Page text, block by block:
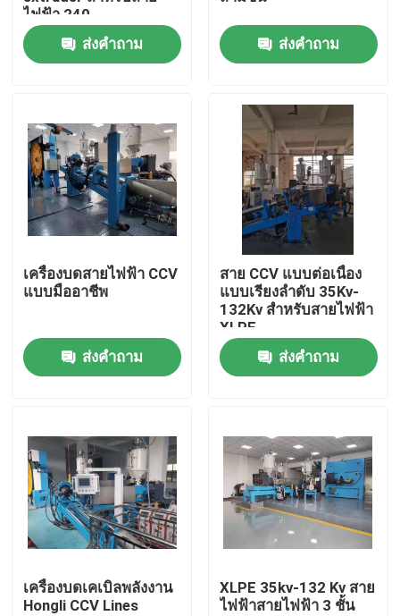
สินค้า
วิดีโอ
เกี่ยวกับเรา
การควบคุมคุณภาพ
ติดต่อเรา
ขอใบเสนอราคา
เครื่องอัดรีดสายเคเบิล
เครื่องอัดรีดลวด
ไฟฟ้า 240
ส่งคำถาม
ส่งคำถาม
เครื่องบดสายไฟฟ้า CCV
แบบมืออาชีพ
ส่งคำถาม
สาย CCV แบบต่อเนื่อง
แบบเรียงลําดับ 35Kv-
132Kv สําหรับสายไฟฟ้า
XLPE
ส่งคำถาม
เครื่องบดเคเบิลพลังงาน
Hongli CCV Lines
XLPE 35kv-132 Kv สาย
ไฟฟ้าสายไฟฟ้า 3 ชั้น